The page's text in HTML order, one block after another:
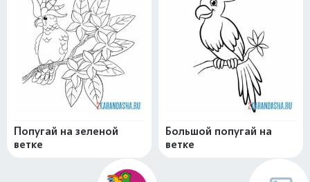
Попугай на зеленой
ветке
Большой попугай на
ветке